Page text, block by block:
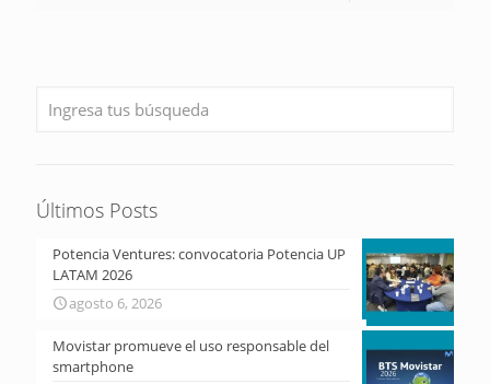
Últimos Posts
Potencia Ventures: convocatoria Potencia UP
LATAM 2026
agosto 6, 2026
Movistar promueve el uso responsable del
smartphone